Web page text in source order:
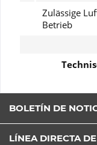
Zulässige
Betrieb
BOLETÍN DE
LÍNEA DIRECTA